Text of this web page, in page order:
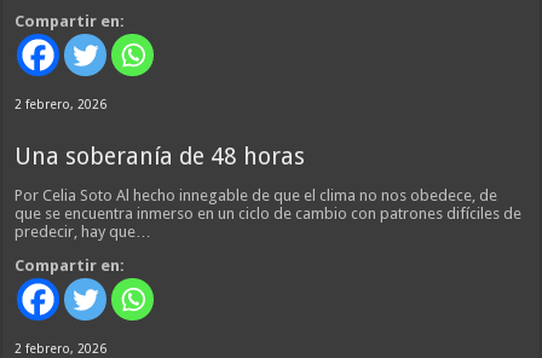
Compartir en:
2 febrero, 2026
Una soberanía de 48 horas
Por Celia Soto Al hecho innegable de que el clima no nos obedece, de
que se encuentra inmerso en un ciclo de cambio con patrones difíciles de
predecir, hay que…
Compartir en:
2 febrero, 2026